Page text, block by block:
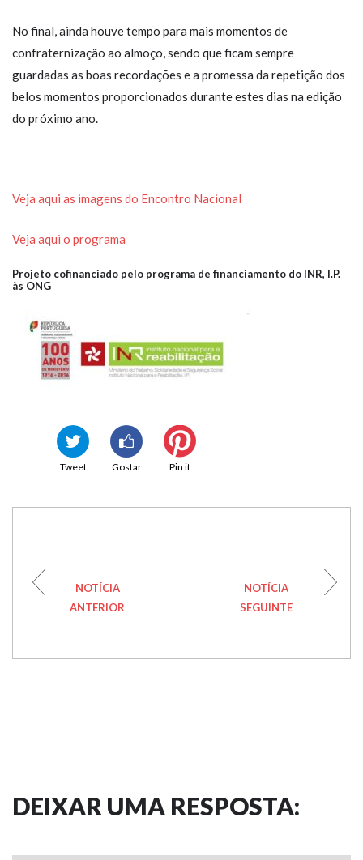
No final, ainda houve tempo para mais momentos de
confraternização ao almoço, sendo que ficam sempre
guardadas as boas recordações e a promessa da repetição dos
belos momentos proporcionados durante estes dias na edição
do próximo ano.
Veja aqui as imagens do Encontro Nacional
Veja aqui o programa
Projeto cofinanciado pelo programa de financiamento do INR, I.P.
às ONG
Tweet Gostar Pin it
NOTÍCIA
ANTERIOR
NOTÍCIA
SEGUINTE
DEIXAR UMA RESPOSTA: